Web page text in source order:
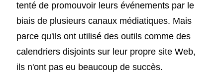
tenté de promouvoir leurs événements par le
biais de plusieurs canaux médiatiques. Mais
parce qu'ils ont utilisé des outils comme des
calendriers disjoints sur leur propre site Web,
ils n'ont pas eu beaucoup de succès.